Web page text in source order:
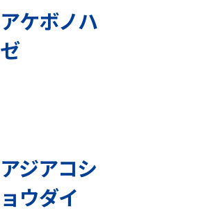
アケボノハ
ゼ
アジアコシ
ョウダイ